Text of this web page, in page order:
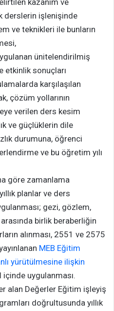
kazanım ve
derslerin işlenişinde
ve teknikleri ile bunların
ünitelendirilmiş
etkinlik sonuçları
karşılaşılan
çözüm yollarının
verilen ders kesim
ve güçlüklerin dile
durumuna, öğrenci
ve bu öğretim yılı
göre zamanlama
planlar ve ders
gezi, gözlem,
birlik beraberliğin
alınması, 2551 ve 2575
MEB Eğitim
yürütülmesine ilişkin
içinde uygulanması.
alan Değerler Eğitim işleyiş
doğrultusunda yıllık